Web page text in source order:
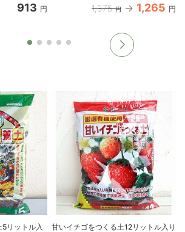
913 円 1,375 円 1,265 円
リットル入
甘いイチゴをつくる土12リットル入り